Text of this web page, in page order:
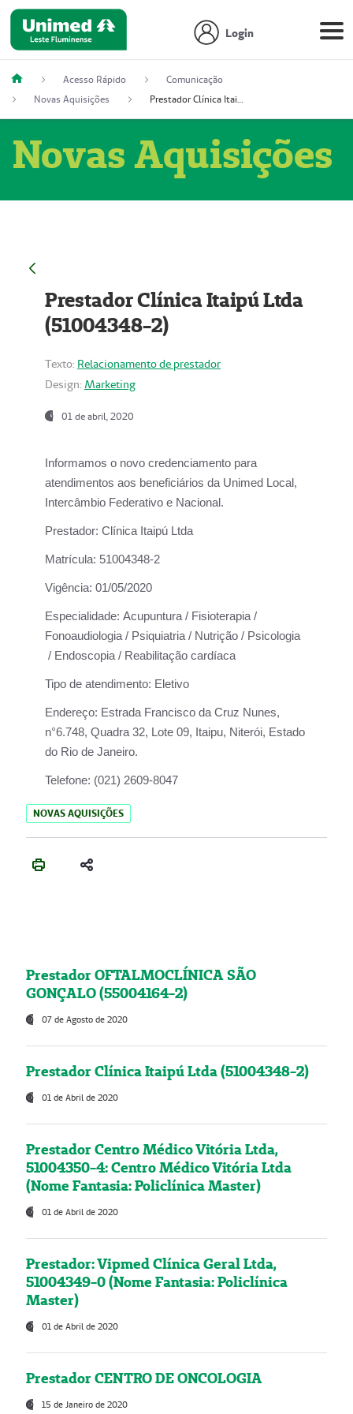
Login
Acesso Rápido
Comunicação
Novas Aquisições
Prestador Clínica Itaipú Ltda (51004348-2)
Novas Aquisições
Prestador Clínica Itaipú Ltda
(51004348-2)
Texto: Relacionamento de prestador
Design: Marketing
01 de abril, 2020
Informamos o novo credenciamento para
atendimentos aos beneficiários da Unimed Local,
Intercâmbio Federativo e Nacional.
Prestador: Clínica Itaipú Ltda
Matrícula: 51004348-2
Vigência: 01/05/2020
Especialidade: Acupuntura / Fisioterapia /
Fonoaudiologia / Psiquiatria / Nutrição / Psicologia
/ Endoscopia / Reabilitação cardíaca
Tipo de atendimento: Eletivo
Endereço: Estrada Francisco da Cruz Nunes,
n°6.748, Quadra 32, Lote 09, Itaipu, Niterói, Estado
do Rio de Janeiro.
Telefone: (021) 2609-8047
NOVAS AQUISIÇÕES
Prestador OFTALMOCLÍNICA SÃO
GONÇALO (55004164-2)
07 de Agosto de 2020
Prestador Clínica Itaipú Ltda (51004348-2)
01 de Abril de 2020
Prestador Centro Médico Vitória Ltda,
51004350-4: Centro Médico Vitória Ltda
(Nome Fantasia: Policlínica Master)
01 de Abril de 2020
Prestador: Vipmed Clínica Geral Ltda,
51004349-0 (Nome Fantasia: Policlínica
Master)
01 de Abril de 2020
Prestador CENTRO DE ONCOLOGIA
15 de Janeiro de 2020